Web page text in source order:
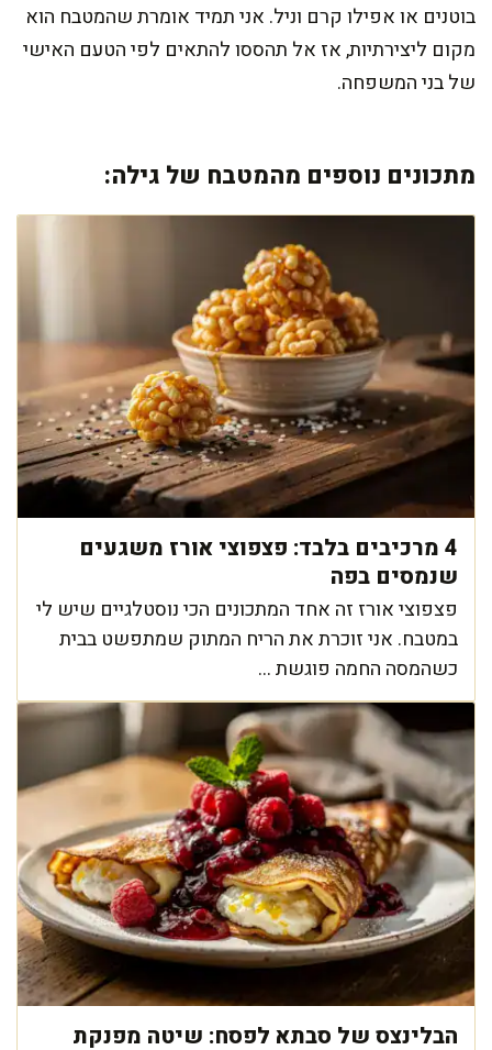
בוטנים או אפילו קרם וניל. אני תמיד אומרת שהמטבח הוא
מקום ליצירתיות, אז אל תהססו להתאים לפי הטעם האישי
של בני המשפחה.
מתכונים נוספים מהמטבח של גילה:
4 מרכיבים בלבד: פצפוצי אורז משגעים
שנמסים בפה
פצפוצי אורז זה אחד המתכונים הכי נוסטלגיים שיש לי
במטבח. אני זוכרת את הריח המתוק שמתפשט בבית
כשהמסה החמה פוגשת ...
הבלינצס של סבתא לפסח: שיטה מפנקת